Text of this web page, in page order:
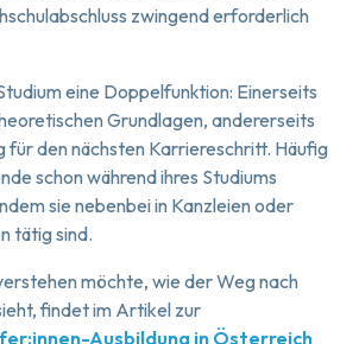
zwingend erforderlich
eine Doppelfunktion: Einerseits
Grundlagen, andererseits
für den nächsten Karriereschritt. Häufig
schon während ihres Studiums
sie nebenbei in Kanzleien oder
tätig sind.
möchte, wie der Weg nach
findet im Artikel zur
Ausbildung in Österreich